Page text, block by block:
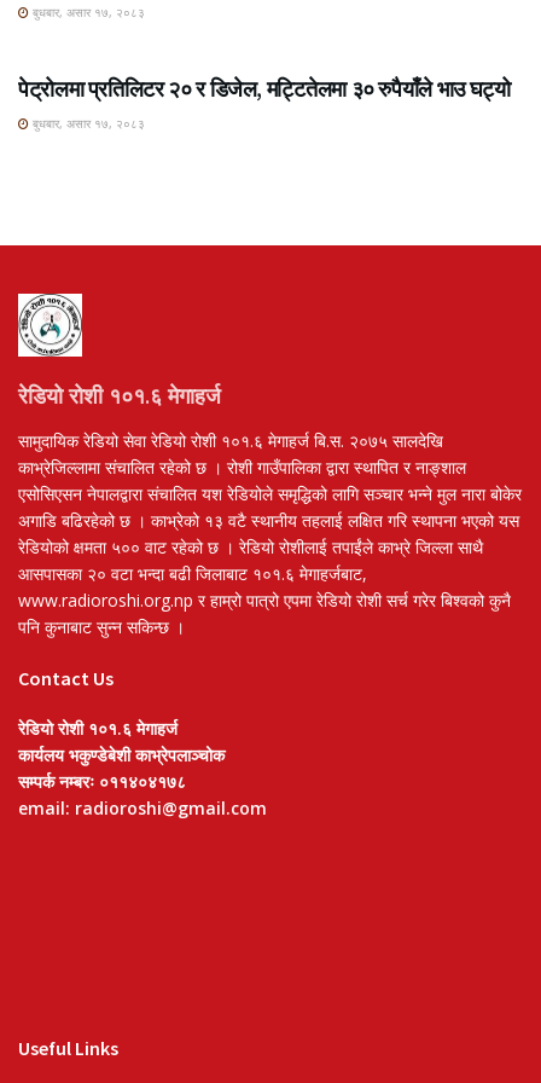
बुधबार, असार १७, २०८३
पेट्रोलमा प्रतिलिटर २० र डिजेल, मट्टितेलमा ३० रुपैयाँले भाउ घट्यो
बुधबार, असार १७, २०८३
रेडियो रोशी १०१.६ मेगाहर्ज
सामुदायिक रेडियो सेवा रेडियो रोशी १०१.६ मेगाहर्ज बि.स. २०७५ सालदेखि
काभ्रेजिल्लामा संचालित रहेको छ । रोशी गाउँपालिका द्वारा स्थापित र नाङ्शाल
एसोसिएसन नेपालद्वारा संचालित यश रेडियोले समृद्धिको लागि सञ्चार भन्ने मुल नारा बोकेर
अगाडि बढिरहेको छ । काभ्रेको १३ वटै स्थानीय तहलाई लक्षित गरि स्थापना भएको यस
रेडियोको क्षमता ५०० वाट रहेको छ । रेडियो रोशीलाई तपाईंले काभ्रे जिल्ला साथै
आसपासका २० वटा भन्दा बढी जिलाबाट १०१.६ मेगाहर्जबाट,
www.radioroshi.org.np र हाम्रो पात्रो एपमा रेडियो रोशी सर्च गरेर बिश्वको कुनै
पनि कुनाबाट सुन्न सकिन्छ ।
Contact Us
रेडियो रोशी १०१.६ मेगाहर्ज
कार्यलय भकुण्डेबेशी काभ्रेपलाञ्चोक
सम्पर्क नम्बरः ०११४०४१७८
email: radioroshi@gmail.com
Useful Links